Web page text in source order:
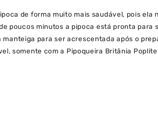
de forma muito mais saudável, pois ela
poucos minutos a pipoca está pronta para
para ser acrescentada após o
somente com a Pipoqueira Britânia Poplite